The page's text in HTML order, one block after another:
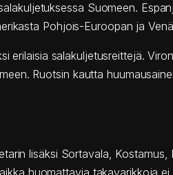
Suomeen.
Pohjois-Euroopan ja
erilaisia salakuljetusreittejä.
Ruotsin kautta
lisäksi Sortavala,